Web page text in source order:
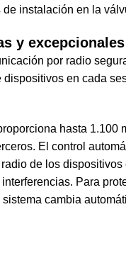
instalación en la
y excepcionales
por radio
en cada
hasta
El control
de los
Para
cambia